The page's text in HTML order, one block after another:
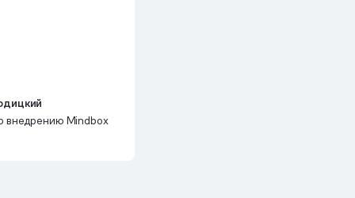
внедрению Mindbox